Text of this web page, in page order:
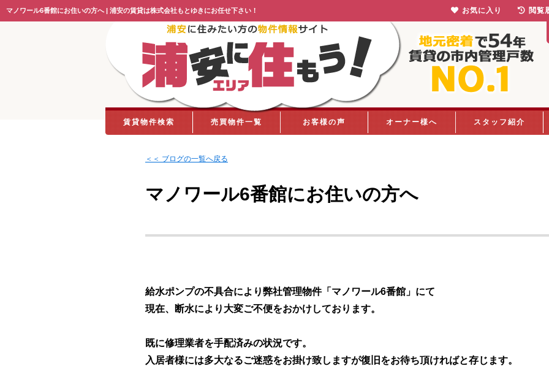
マノワール6番館にお住いの方へ | 浦安の賃貸は株式会社もとゆきにお任せ下さい！
賃貸物件検索 売買物件一覧 お客様の声 オーナー様へ スタッフ紹介
＜＜ ブログの一覧へ戻る
マノワール6番館にお住いの方へ
給水ポンプの不具合により弊社管理物件「マノワール6番館」にて
現在、断水により大変ご不便をおかけしております。
既に修理業者を手配済みの状況です。
入居者様には多大なるご迷惑をお掛け致しますが復旧をお待ち頂ければと存じます。
お気に入り 閲覧